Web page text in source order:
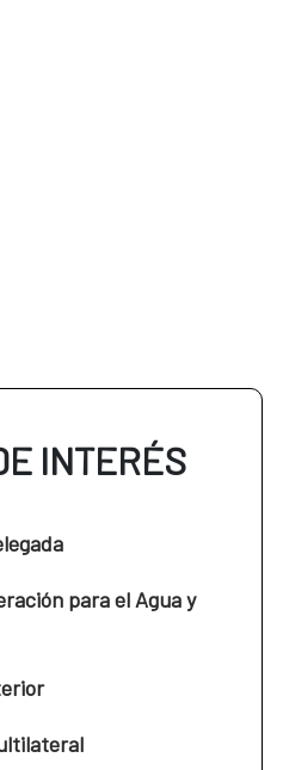
INTERÉS
para el Agua y